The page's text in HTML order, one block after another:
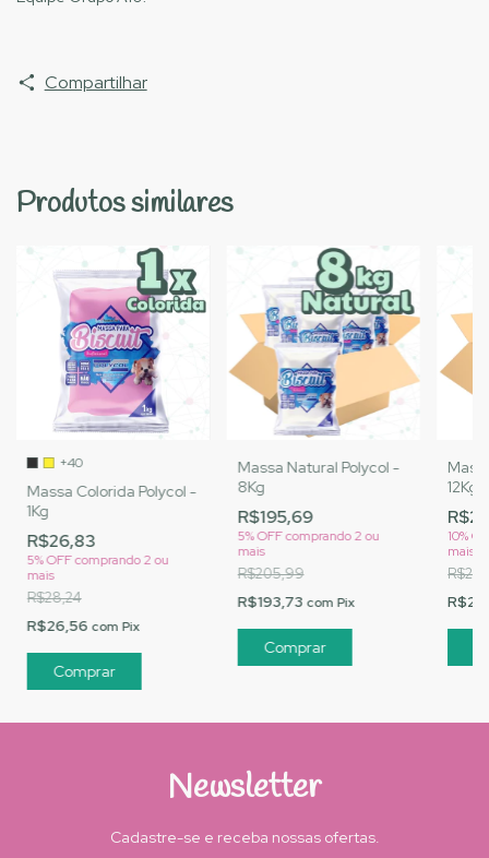
Compartilhar
Produtos similares
+40
Massa Colorida Polycol -
1Kg
R$26,83
5% OFFcomprando 2 ou
mais
R$28,24
R$26,56 com Pix
Comprar
Massa Natural Polycol -
8Kg
R$195,69
5% OFFcomprando 2 ou
mais
R$205,99
R$193,73 com Pix
12Kg
10%
mais
Newsletter
Cadastre-se e receba nossas ofertas.